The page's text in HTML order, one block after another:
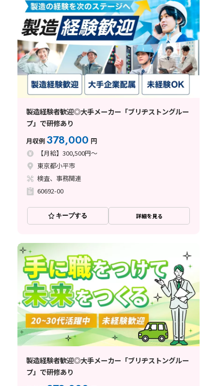
製造経験者歓迎◎大手メーカー「ブリヂストングルー
プ」で研修あり
月収例 378,000 円
【月給】300,500円～
東京都小平市
検査、事務関連
60692-00
キープする 詳細を見る
製造経験者歓迎◎大手メーカー「ブリヂストングルー
プ」で研修あり